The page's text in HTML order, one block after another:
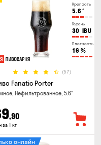
Крепость
5.6 °
Горечь
30 IBU
Плотность
16 %
(57)
Fanatic Porter
Нефильтрованное, 5.6°
,90
за 1 кг
онлайн